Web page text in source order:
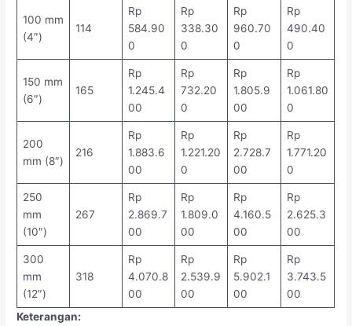
100 mm
(4″)
114
Rp
584.90
0
Rp
338.30
0
Rp
960.70
0
Rp
490.40
0
150 mm
(6″)
165
Rp
1.245.4
00
Rp
732.20
0
Rp
1.805.9
00
Rp
1.061.80
0
200
mm (8″)
216
Rp
1.883.6
00
Rp
1.221.20
0
Rp
2.728.7
00
Rp
1.771.20
0
250
mm
(10″)
267
Rp
2.869.7
00
Rp
1.809.0
00
Rp
4.160.5
00
Rp
2.625.3
00
300
mm
(12″)
318
Rp
4.070.8
00
Rp
2.539.9
00
Rp
5.902.1
00
Rp
3.743.5
00
Keterangan: